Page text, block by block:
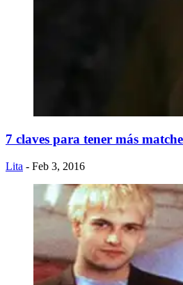
7 claves para tener más
Lita - Feb 3, 2016